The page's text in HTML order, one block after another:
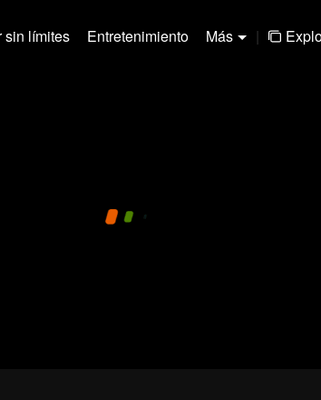
sin límites Entretenimiento Más |